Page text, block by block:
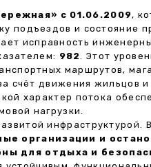
с 01.06.2009,
подъездов и состояние
исправность
982. Этот
маршрутов,
счёт движения жильцов
характер потока
нагрузки.
организации и
для отдыха и